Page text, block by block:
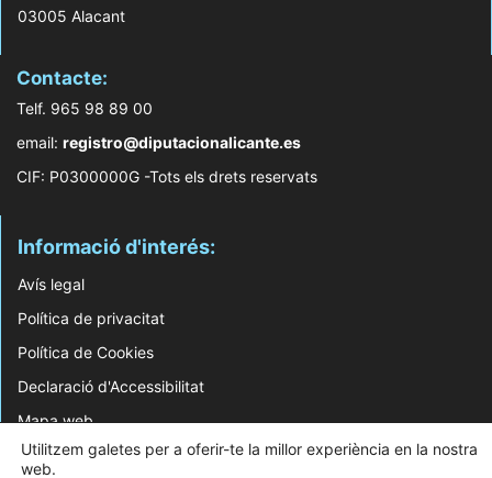
03005 Alacant
Contacte:
Telf. 965 98 89 00
email: registro@diputacionalicante.es
CIF: P0300000G -Tots els drets reservats
Informació d'interés:
Avís legal
Política de privacitat
Política de Cookies
Declaració d'Accessibilitat
Mapa web
© 2026 Web Desenvolupada pel Servei d'Informàtica de Diputació d'Alacant
Utilitzem galetes per a oferir-te la millor experiència en la nostra
web.